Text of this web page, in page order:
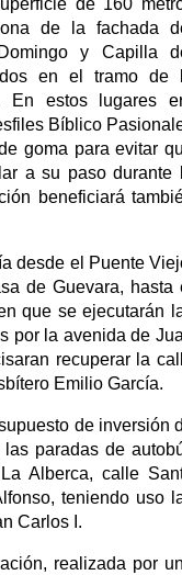
de la fachada
y Capilla
en el tramo de
En estos lugares
Bíblico
goma para evitar
a su paso durante
beneficiará
desde el Puente
de Guevara, hasta
que se ejecutarán
por la avenida de
recuperar la
Emilio García.
de inversión
paradas de
Alberca, calle
teniendo uso
Carlos I.
realizada por